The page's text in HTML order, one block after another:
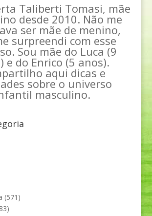
Taliberti Tomasi, mãe
desde 2010. Não me
ser mãe de menino,
surpreendi com esse
Sou mãe do Luca (9
e do Enrico (5 anos).
aqui dicas e
sobre o universo
masculino.
(571)